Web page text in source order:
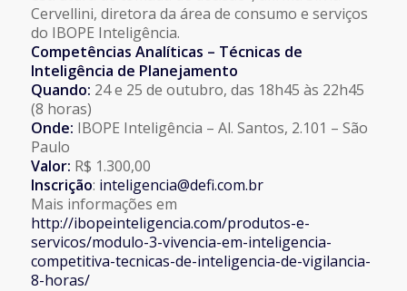
Cervellini, diretora da área de consumo e serviços
do IBOPE Inteligência.
Competências Analíticas – Técnicas de
Inteligência de Planejamento
Quando: 24 e 25 de outubro, das 18h45 às 22h45
(8 horas)
Onde: IBOPE Inteligência – Al. Santos, 2.101 – São
Paulo
Valor: R$ 1.300,00
Inscrição: inteligencia@defi.com.br
Mais informações em
http://ibopeinteligencia.com/produtos-e-
servicos/modulo-3-vivencia-em-inteligencia-
competitiva-tecnicas-de-inteligencia-de-vigilancia-
8-horas/